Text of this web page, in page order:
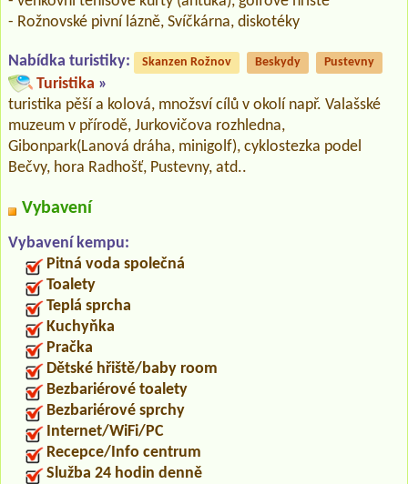
- Rožnovské pivní lázně, Svíčkárna, diskotéky
Nabídka turistiky: Skanzen Rožnov Beskydy Pustevny
Turistika »
turistika pěší a kolová, množsví cílů v okolí např. Valašské
muzeum v přírodě, Jurkovičova rozhledna,
Gibonpark(Lanová dráha, minigolf), cyklostezka podel
Bečvy, hora Radhošť, Pustevny, atd..
Vybavení
Vybavení kempu:
Pitná voda společná
Toalety
Teplá sprcha
Kuchyňka
Pračka
Dětské hřiště/baby room
Bezbariérové toalety
Bezbariérové sprchy
Internet/WiFi/PC
Recepce/Info centrum
Služba 24 hodin denně